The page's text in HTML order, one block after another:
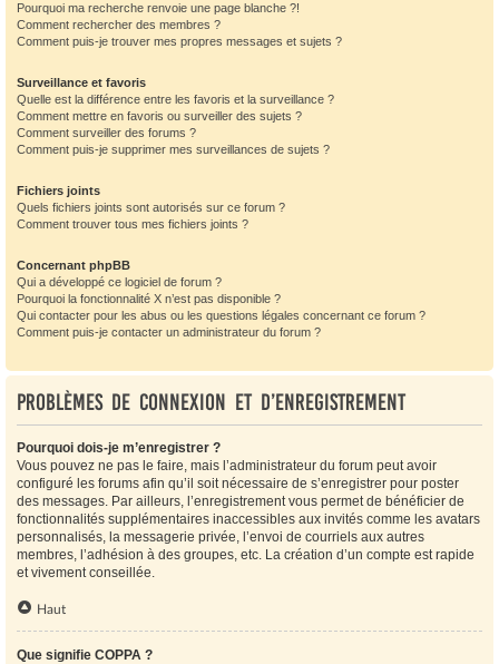
Pourquoi ma recherche renvoie une page blanche ?!
Comment rechercher des membres ?
Comment puis-je trouver mes propres messages et sujets ?
Surveillance et favoris
Quelle est la différence entre les favoris et la surveillance ?
Comment mettre en favoris ou surveiller des sujets ?
Comment surveiller des forums ?
Comment puis-je supprimer mes surveillances de sujets ?
Fichiers joints
Quels fichiers joints sont autorisés sur ce forum ?
Comment trouver tous mes fichiers joints ?
Concernant phpBB
Qui a développé ce logiciel de forum ?
Pourquoi la fonctionnalité X n’est pas disponible ?
Qui contacter pour les abus ou les questions légales concernant ce forum ?
Comment puis-je contacter un administrateur du forum ?
Problèmes de connexion et d’enregistrement
Pourquoi dois-je m’enregistrer ?
Vous pouvez ne pas le faire, mais l’administrateur du forum peut avoir
configuré les forums afin qu’il soit nécessaire de s’enregistrer pour poster
des messages. Par ailleurs, l’enregistrement vous permet de bénéficier de
fonctionnalités supplémentaires inaccessibles aux invités comme les avatars
personnalisés, la messagerie privée, l’envoi de courriels aux autres
membres, l’adhésion à des groupes, etc. La création d’un compte est rapide
et vivement conseillée.
Haut
Que signifie COPPA ?